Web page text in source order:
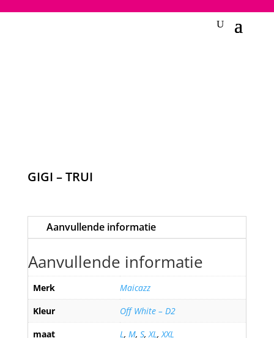
GIGI – TRUI
Aanvullende informatie
Aanvullende informatie
Merk
Maicazz
Kleur
Off White – D2
maat
L, M, S,XL,XXL